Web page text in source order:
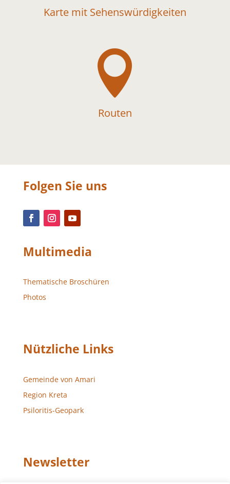
Karte mit Sehenswürdigkeiten

Routen
Folgen Sie uns
Multimedia
Thematische Broschüren
Photos
Nützliche Links
Gemeinde von Amari
Region Kreta
Psiloritis-Geopark
Newsletter